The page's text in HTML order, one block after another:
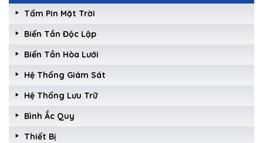
Tấm Pin Mặt Trời
Biến Tần Độc Lập
Biến Tần Hòa Lưới
Hệ Thống Giám Sát
Hệ Thống Lưu Trữ
Bình Ắc Quy
Thiết Bị